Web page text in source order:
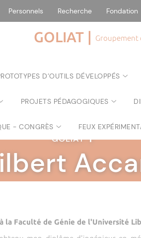
Personnels Recherche Fondation
GOLIAT | Groupement
D’OUTILS DÉVELOPPÉS
PROJETS PÉDAGOGIQUES
- CONGRÈS FEUX
GOLIAT|
la Faculté de Génie de l'Université